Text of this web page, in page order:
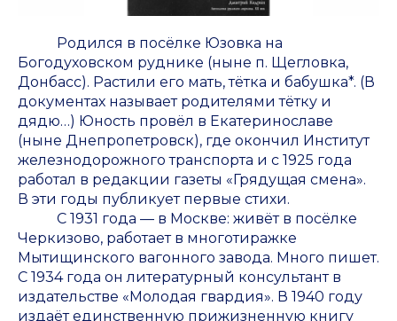
Родился в посёлке Юзовка на
Богодуховском руднике (ныне п. Щегловка,
Донбасс). Растили его мать, тётка и бабушка*. (В
документах называет родителями тётку и
дядю…) Юность провёл в Екатеринославе
(ныне Днепропетровск), где окончил Институт
железнодорожного транспорта и с 1925 года
работал в редакции газеты «Грядущая смена».
В эти годы публикует первые стихи.
С 1931 года — в Москве: живёт в посёлке
Черкизово, работает в многотиражке
Мытищинского вагонного завода. Много пишет.
С 1934 года он литературный консультант в
издательстве «Молодая гвардия». В 1940 году
издаёт единственную прижизненную книгу